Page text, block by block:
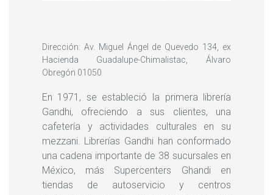
Dirección: Av. Miguel Ángel de Quevedo 134, ex
Hacienda Guadalupe-Chimalistac, Álvaro
Obregón 01050
En 1971, se estableció la primera librería
Gandhi, ofreciendo a sus clientes, una
cafetería y actividades culturales en su
mezzani. Librerías Gandhi han conformado
una cadena importante de 38 sucursales en
México, más Supercenters Ghandi en
tiendas de autoservicio y centros